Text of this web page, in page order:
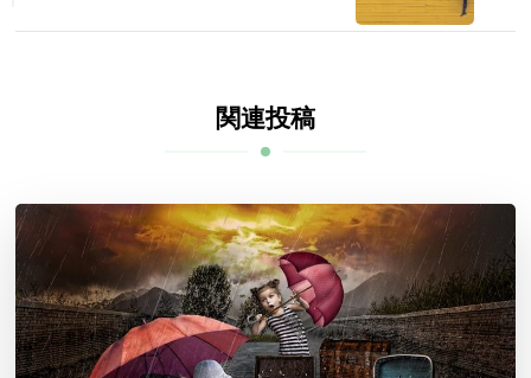
ー
関連投稿